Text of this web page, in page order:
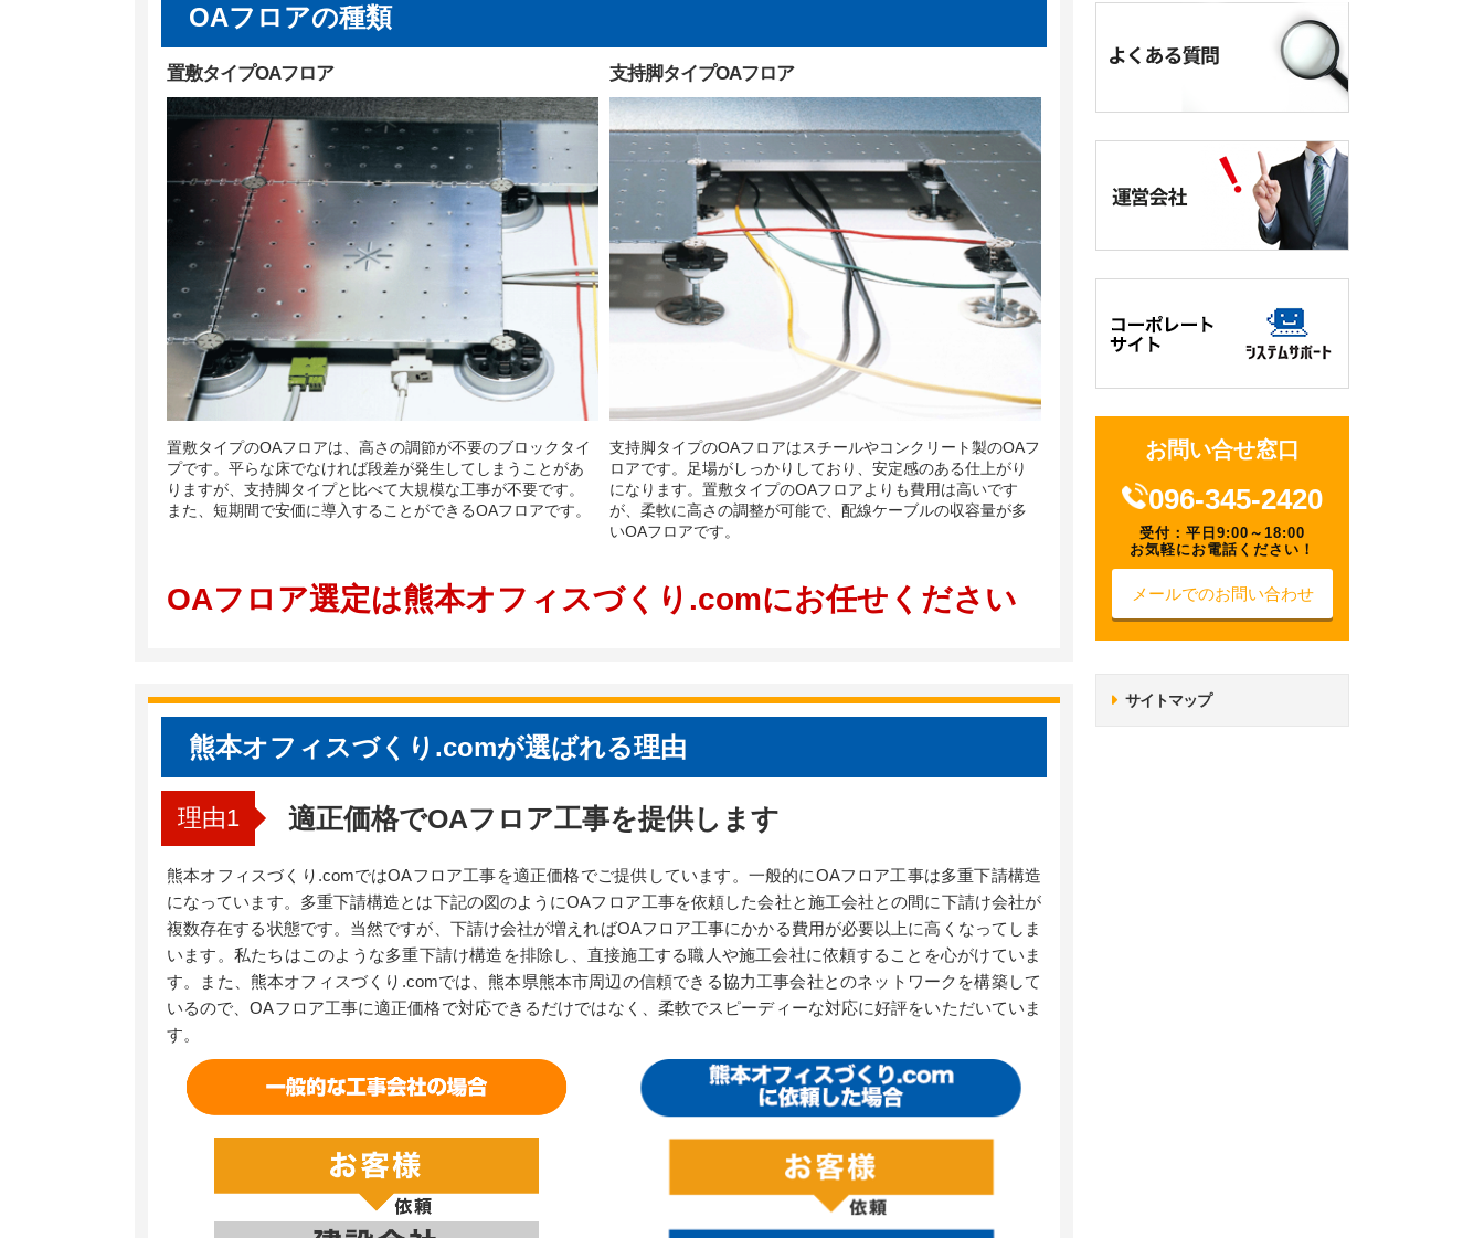
OAフロアの種類
置敷タイプOAフロア
置敷タイプのOAフロアは、高さの調節が不要のブロックタイ
プです。平らな床でなければ段差が発生してしまうことがあ
りますが、支持脚タイプと比べて大規模な工事が不要です。
また、短期間で安価に導入することができるOAフロアです。
支持脚タイプOAフロア
支持脚タイプのOAフロアはスチールやコンクリート製のOAフ
ロアです。足場がしっかりしており、安定感のある仕上がり
になります。置敷タイプのOAフロアよりも費用は高いです
が、柔軟に高さの調整が可能で、配線ケーブルの収容量が多
いOAフロアです。​
OAフロア選定は熊本オフィスづくり.comにお任せください
熊本オフィスづくり.comが選ばれる理由
適正価格でOAフロア工事を提供します​
熊本オフィスづくり.comではOAフロア工事を適正価格でご提供しています。一般的にOAフロア工事は多重下請構造
になっています。多重下請構造とは下記の図のようにOAフロア工事を依頼した会社と施工会社との間に下請け会社が
複数存在する状態です。当然ですが、下請け会社が増えればOAフロア工事にかかる費用が必要以上に高くなってしま
います。私たちはこのような多重下請け構造を排除し、直接施工する職人や施工会社に依頼することを心がけていま
す。また、熊本オフィスづくり.comでは、熊本県熊本市周辺の信頼できる協力工事会社とのネットワークを構築して
いるので、OAフロア工事に適正価格で対応できるだけではなく、柔軟でスピーディーな対応に好評をいただいていま
す。
お問い合せ窓口
096-345-2420
受付：平日9:00～18:00
お気軽にお電話ください！
メールでのお問い合わせ
サイトマップ